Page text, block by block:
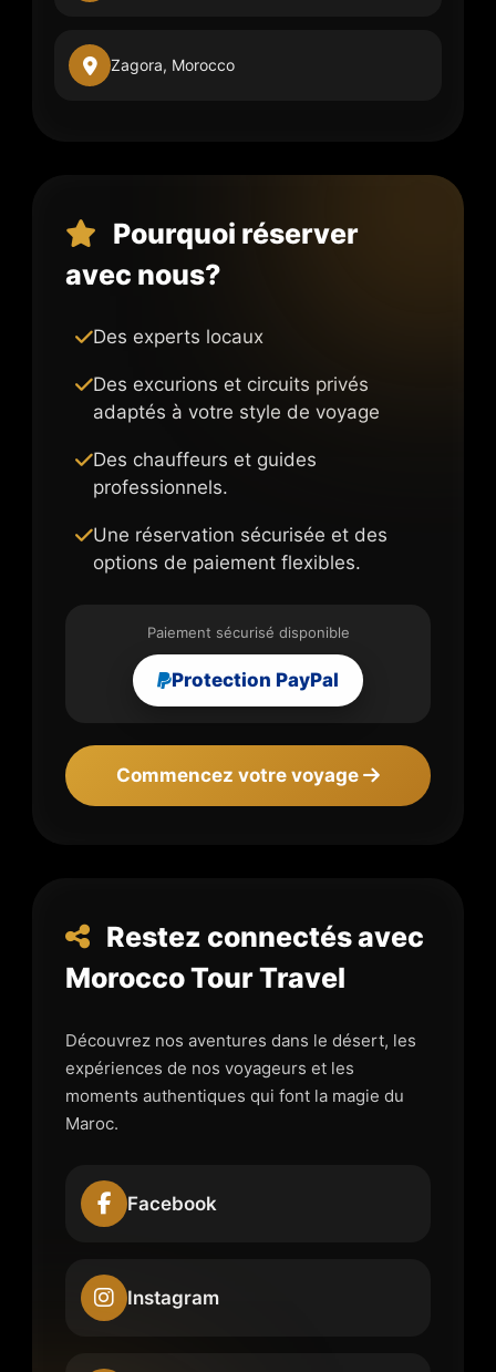
Zagora, Morocco
Pourquoi réserver
avec nous?
Des experts locaux
Des excurions et circuits privés
adaptés à votre style de voyage
Des chauffeurs et guides
professionnels.
Une réservation sécurisée et des
options de paiement flexibles.
Paiement sécurisé disponible
Protection PayPal
Commencez votre voyage
Restez connectés avec
Morocco Tour Travel
Découvrez nos aventures dans le désert, les
expériences de nos voyageurs et les
moments authentiques qui font la magie du
Maroc.
Facebook
Instagram